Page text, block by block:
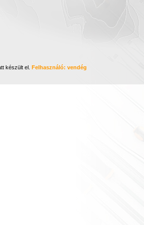
készült el. Felhasználó: vendég